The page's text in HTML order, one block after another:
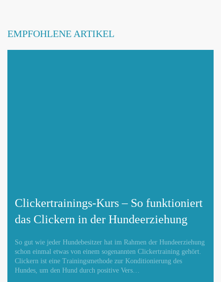
EMPFOHLENE ARTIKEL
Clickertrainings-Kurs – So funktioniert
das Clickern in der Hundeerziehung
So gut wie jeder Hundebesitzer hat im Rahmen der Hundeerziehung
schon einmal etwas von einem sogenannten Clickertraining gehört.
Clickern ist eine Trainingsmethode zur Konditionierung des
Hundes, um den Hund durch positive Vers…